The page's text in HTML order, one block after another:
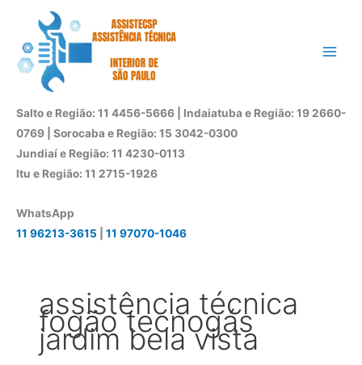
conteúdo
Salto e Região: 11 4456-5666 | Indaiatuba e Região: 19 2660-
0769 | Sorocaba e Região: 15 3042-0300
Jundiaí e Região: 11 4230-0113
Itu e Região: 11 2715-1926
WhatsApp
11 96213-3615
11 97070-1046
assistência técnica
fogão tecnogás
jardim bela vista